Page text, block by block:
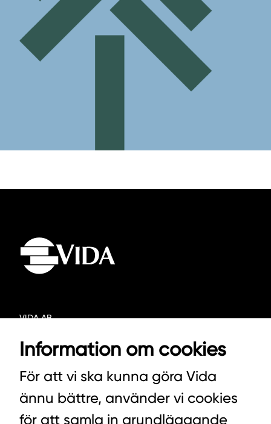
VIDA AB
342 21 ALVESTA
VÄXEL HUVUDKONTORET: 0472-439 00
VÄXEL PELLETS/STALLSTRÖ: 0393-216 50
Information om cookies
För att vi ska kunna göra Vida
ännu bättre, använder vi cookies
för att samla in grundläggande